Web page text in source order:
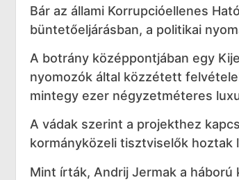
Bár az állami Korrupcióellenes
büntetőeljárásban, a politikai
A botrány középpontjában egy
nyomozók által közzétett
mintegy ezer négyzetméteres
A vádak szerint a projekthez
kormányközeli tisztviselők hoztak
Mint írták, Andrij Jermak a